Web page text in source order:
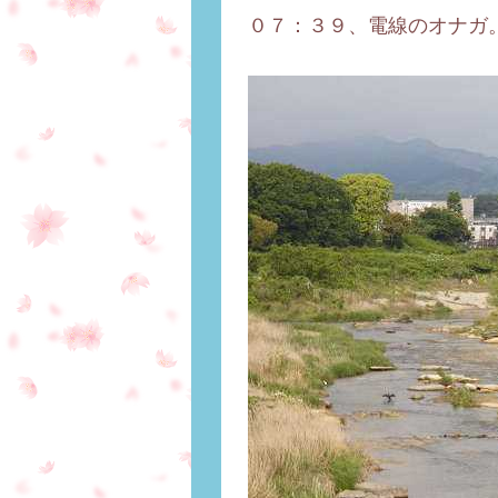
０７：３９、電線のオナガ